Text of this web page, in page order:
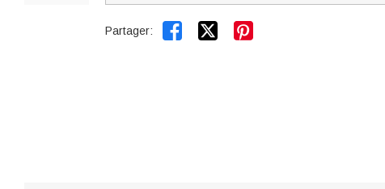
Partager:  